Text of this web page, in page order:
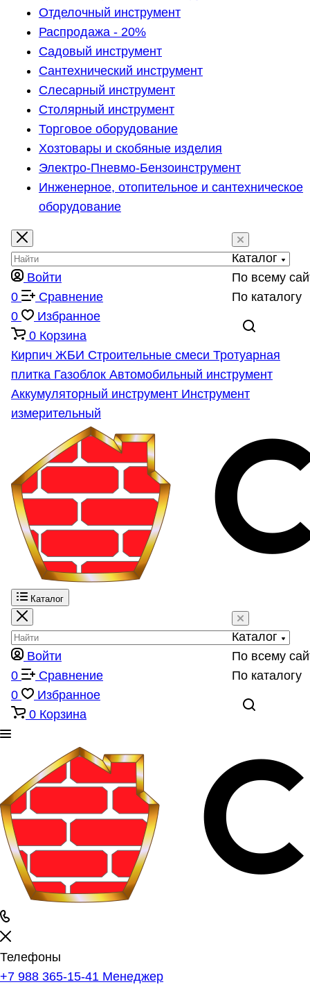
Отделочный инструмент
Распродажа - 20%
Садовый инструмент
Сантехнический инструмент
Слесарный инструмент
Столярный инструмент
Торговое оборудование
Хозтовары и скобяные изделия
Электро-Пневмо-Бензоинструмент
Инженерное, отопительное и сантехническое
оборудование
Каталог
По всему
По каталогу
Войти
0
Сравнение
0
Избранное
0 Корзина
Кирпич ЖБИ Строительные смеси Тротуарная
плитка Газоблок Автомобильный инструмент
Аккумуляторный инструмент Инструмент
измерительный
Каталог
Каталог
По всему
По каталогу
Войти
0
Сравнение
0
Избранное
0 Корзина
Телефоны
+7 988 365-15-41 Менеджер